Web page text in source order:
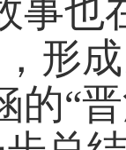
事也
形
的“